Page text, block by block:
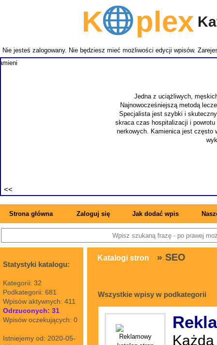
Kplex
Nie jesteś zalogowany. Nie będziesz mieć możliwości edycji wpisów.
takich
Strona główna Zaloguj się Jak dodać wpis
Statystyki katalogu:
Kategorii: 32
Podkategorii: 681
Wpisów aktywnych: 411
Odrzuconych: 31
Wpisów oczekujących: 0
Istniejemy od: 2020-05-
Katalogi stron » SEO
Wszystkie wpisy w podkategorii